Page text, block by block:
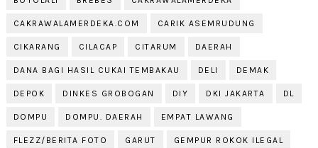
CAKRAWALAMERDEKA.COM CARIK ASEMRUDUNG
CIKARANG CILACAP CITARUM DAERAH
DANA BAGI HASIL CUKAI TEMBAKAU DELI DEMAK
DEPOK DINKES GROBOGAN DIY DKI JAKARTA DL
DOMPU DOMPU. DAERAH EMPAT LAWANG
FLEZZ/BERITA FOTO GARUT GEMPUR ROKOK ILEGAL